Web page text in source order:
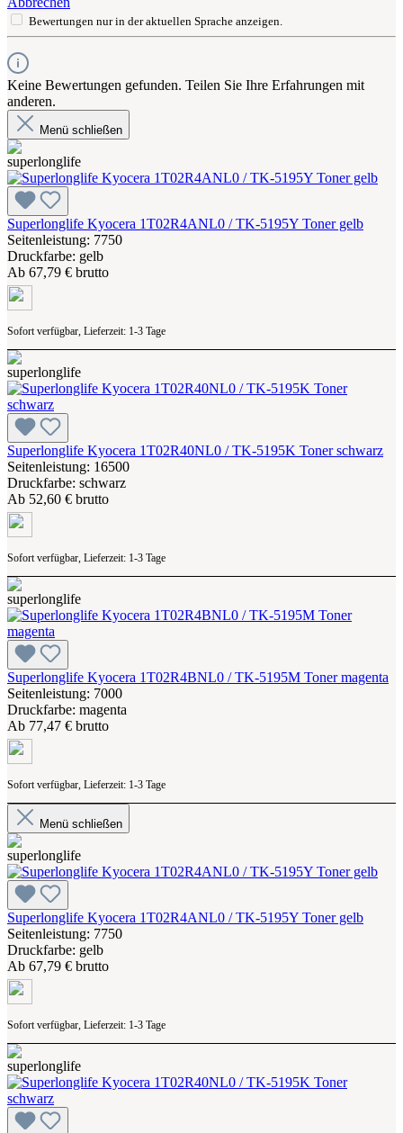
Bewertungen nur in der aktuellen Sprache anzeigen.
Keine Bewertungen gefunden. Teilen Sie Ihre Erfahrungen mit
anderen.
Menü schließen
Superlonglife Kyocera 1T02R4ANL0 / TK-5195Y Toner gelb
Seitenleistung: 7750
Druckfarbe: gelb
Ab 67,79 € brutto
Sofort verfügbar, Lieferzeit: 1-3 Tage
Superlonglife Kyocera 1T02R40NL0 / TK-5195K Toner schwarz
Seitenleistung: 16500
Druckfarbe: schwarz
Ab 52,60 € brutto
Sofort verfügbar, Lieferzeit: 1-3 Tage
Superlonglife Kyocera 1T02R4BNL0 / TK-5195M Toner magenta
Seitenleistung: 7000
Druckfarbe: magenta
Ab 77,47 € brutto
Sofort verfügbar, Lieferzeit: 1-3 Tage
Menü schließen
Superlonglife Kyocera 1T02R4ANL0 / TK-5195Y Toner gelb
Seitenleistung: 7750
Druckfarbe: gelb
Ab 67,79 € brutto
Sofort verfügbar, Lieferzeit: 1-3 Tage